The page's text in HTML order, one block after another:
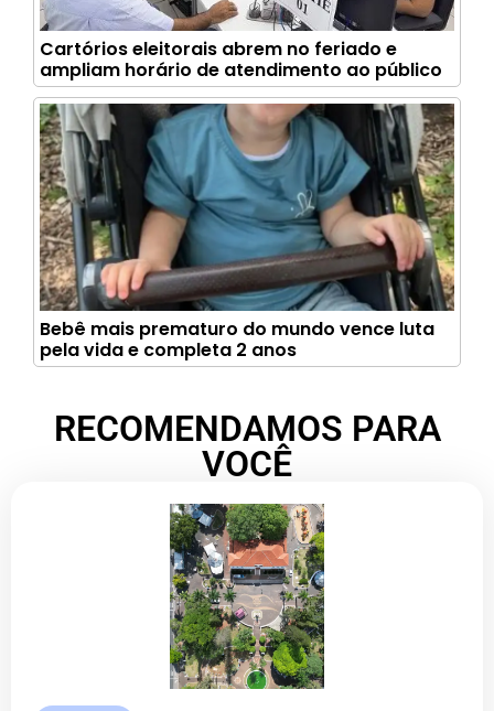
Cartórios eleitorais abrem no feriado e
ampliam horário de atendimento ao público
Bebê mais prematuro do mundo vence luta
pela vida e completa 2 anos
RECOMENDAMOS PARA
VOCÊ